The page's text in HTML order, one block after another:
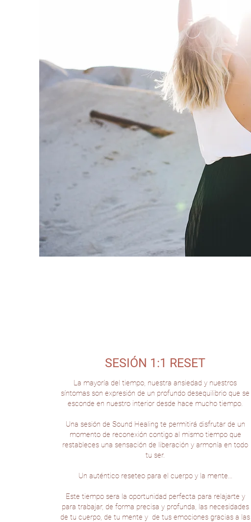
SESIÓN 1:1 RESET
La mayoría del tiempo, nuestra ansiedad y nuestros
síntomas son expresión de un profundo desequilibrio que se
esconde en nuestro interior desde hace mucho tiempo.
Una sesión de Sound Healing te permitirá disfrutar de un
momento de reconexión contigo al mismo tiempo que
restableces una sensación de liberación y armonía en todo
tu ser.
Un auténtico reseteo para el cuerpo y la mente...
Este tiempo sera la oportunidad perfecta para relajarte y
para trabajar, de forma precisa y profunda, las necesidades
de tu cuerpo, de tu mente y de tus emociones gracias a las